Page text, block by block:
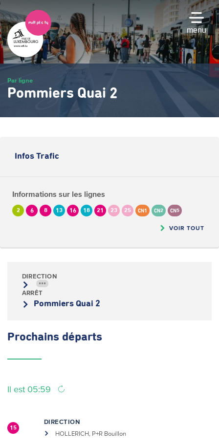
Passer
au
contenu
principal
menu
Par ligne
Pommiers Quai 2
Infos Trafic
Informations sur les lignes
2 6 8 13 16 18 21 23 25 CN1 CN2 CN5
VOIR TOUT
DIRECTION
•••
ARRÊT
Pommiers Quai 2
Prochains départs
Il est 05:59
15
DIRECTION
HOLLERICH, P+R Bouillon